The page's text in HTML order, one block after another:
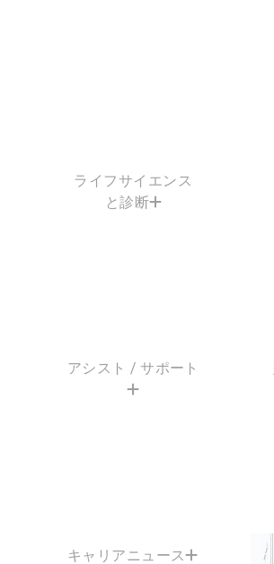
ライフサイエンス
と診断
アシスト / サポート
キャリアニュース